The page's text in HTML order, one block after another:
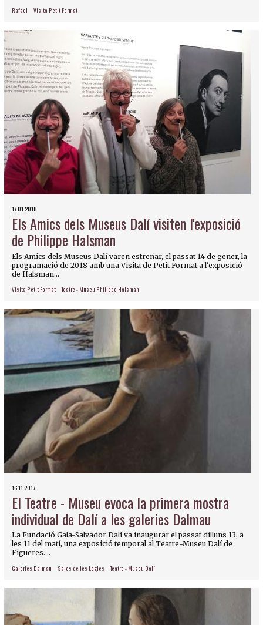
Rafael Visita Petit Format
17.01.2018
Els Amics dels Museus Dalí visiten l'exposició
de Philippe Halsman
Els Amics dels Museus Dalí varen estrenar, el passat 14 de gener, la
programació de 2018 amb una Visita de Petit Format a l'exposició
de Halsman...
Visita Petit Format Teatre - Museu Philippe Halsman
16.11.2017
El Teatre - Museu evoca la primera mostra
individual de Dalí a les galeries Dalmau
La Fundació Gala-Salvador Dalí va inaugurar el passat dilluns 13, a
les 11 del matí, una exposició temporal al Teatre-Museu Dalí de
Figueres....
Galeries Dalmau Sales de les Logies Teatre - Museu Dalí